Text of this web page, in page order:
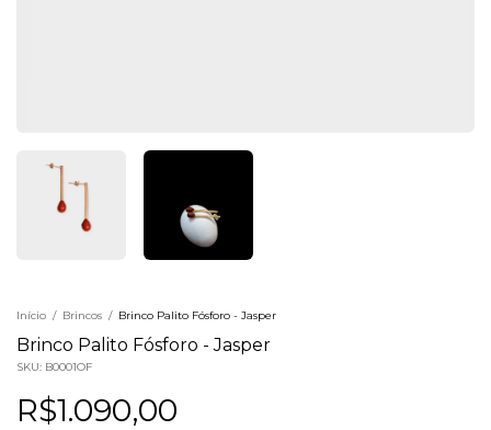
Início / Brincos / Brinco Palito Fósforo - Jasper
Brinco Palito Fósforo - Jasper
SKU: B0001OF
R$1.090,00